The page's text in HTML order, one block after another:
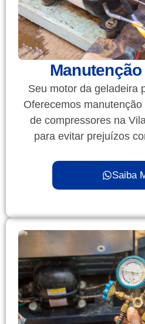
Seu motor da geladeira
Oferecemos
de compressores na
para evitar prejuízos
Saiba